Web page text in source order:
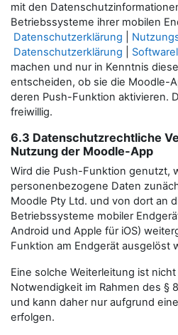
mit den
Betriebssysteme ihrer mobilen
Datenschutzerklärung
Datenschutzerklärung
machen und nur in Kenntnis
entscheiden, ob sie die Moodle-
deren Push-Funktion aktivieren.
freiwillig.
6.3 Datenschutzrechtliche
Nutzung der Moodle-App
Wird die Push-Funktion genutzt,
personenbezogene Daten
Moodle Pty Ltd. und von dort an
Betriebssysteme mobiler
Android und Apple für iOS)
Funktion am Endgerät ausgelöst
Eine solche Weiterleitung ist
Notwendigkeit im Rahmen des §
und kann daher nur aufgrund
erfolgen.